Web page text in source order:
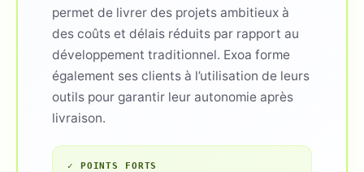
permet de livrer des projets ambitieux à
des coûts et délais réduits par rapport au
développement traditionnel. Exoa forme
également ses clients à l’utilisation de leurs
outils pour garantir leur autonomie après
livraison.
✓ POINTS FORTS